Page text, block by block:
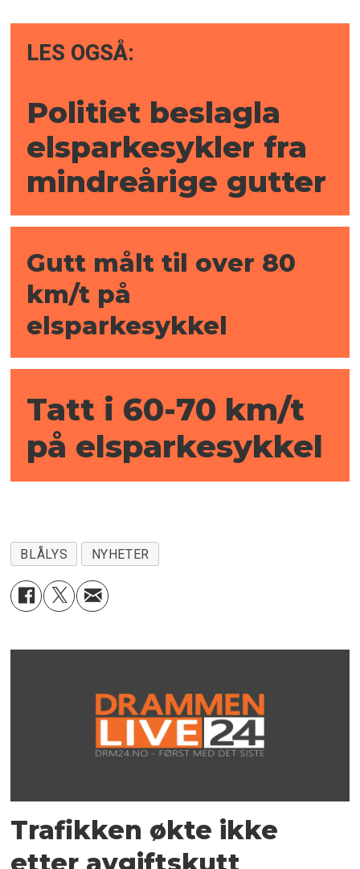
LES OGSÅ:
Politiet beslagla
elsparke­sykler fra
mindreårige gutter
Gutt målt til over 80
km/t på
elsparkesykkel
Tatt i 60-70 km/t
på elsparkesykkel
BLÅLYS NYHETER
Trafikken økte ikke
etter avgiftskutt